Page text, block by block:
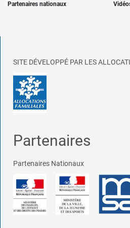
Partenaires nationaux
SITE DÉVELOPPÉ PAR LES
Partenaires
Partenaires Nationaux